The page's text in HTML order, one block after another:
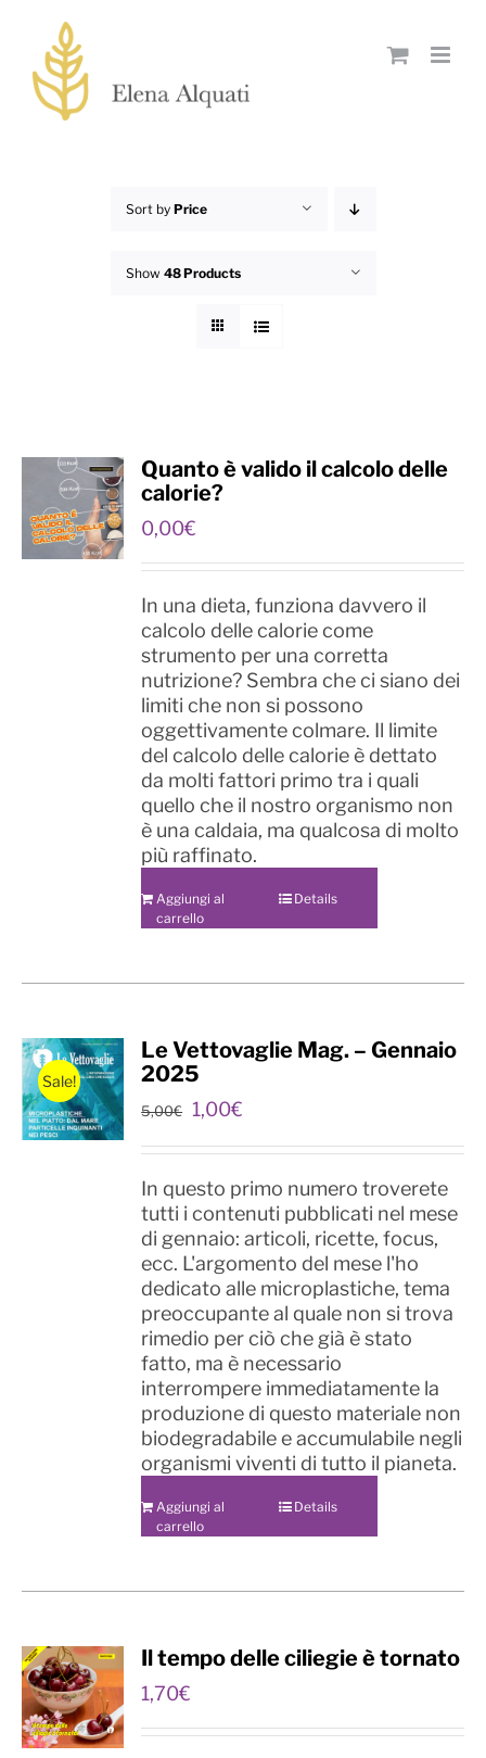
content
Sort by Price
Show 48 Products
Quanto è valido il calcolo delle
calorie?
0,00€
In una dieta, funziona davvero il
calcolo delle calorie come
strumento per una corretta
nutrizione? Sembra che ci siano dei
limiti che non si possono
oggettivamente colmare. Il limite
del calcolo delle calorie è dettato
da molti fattori primo tra i quali
quello che il nostro organismo non
è una caldaia, ma qualcosa di molto
più raffinato.
Aggiungi al
carrello
Details
Sale!
Le Vettovaglie Mag. – Gennaio
2025
5,00€
Il
originale
era:
5,00€.
1,00€
attuale
è:
1,00€.
In questo primo numero troverete
tutti i contenuti pubblicati nel mese
di gennaio: articoli, ricette, focus,
ecc. L'argomento del mese l'ho
dedicato alle microplastiche, tema
preoccupante al quale non si trova
rimedio per ciò che già è stato
fatto, ma è necessario
interrompere immediatamente la
produzione di questo materiale non
biodegradabile e accumulabile negli
organismi viventi di tutto il pianeta.
Aggiungi al
carrello
Details
Il tempo delle ciliegie è tornato
1,70€